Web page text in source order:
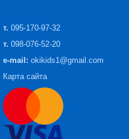
т. 095-170-97-32
т. 098-076-52-20
e-mail: okikids1@gmail.com
Карта сайта